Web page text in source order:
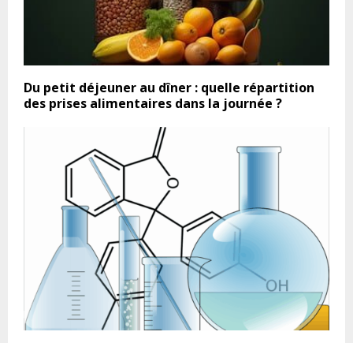
Du petit déjeuner au dîner : quelle répartition
des prises alimentaires dans la journée ?